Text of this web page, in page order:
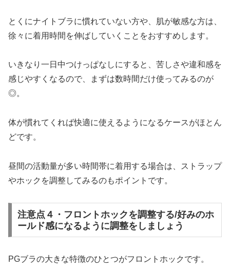
とくにナイトブラに慣れていない方や、肌が敏感な方は、
徐々に着用時間を伸ばしていくことをおすすめします。
いきなり一日中つけっぱなしにすると、苦しさや違和感を
感じやすくなるので、まずは数時間だけ使ってみるのが
◎。
体が慣れてくれば快適に使えるようになるケースがほとん
どです。
昼間の活動量が多い時間帯に着用する場合は、ストラップ
やホックを調整してみるのもポイントです。
注意点４・フロントホックを調整する/好みのホ
ールド感になるように調整をしましょう
PGブラの大きな特徴のひとつがフロントホックです。